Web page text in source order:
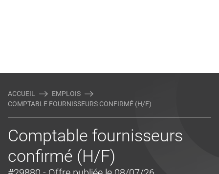
ACCUEIL
EMPLOIS
COMPTABLE FOURNISSEURS CONFIRMÉ (H/F)
Comptable fournisseurs
confirmé (H/F)